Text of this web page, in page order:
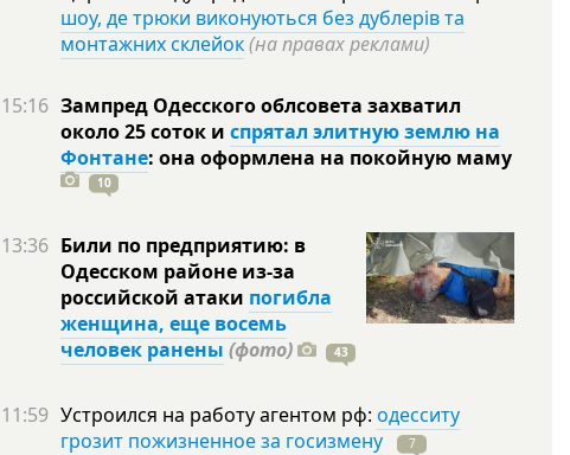
шоу, де трюки виконуються без дублерів та
монтажних склейок(на правах реклами)
15:16 Зампред Одесского облсовета захватил
около 25 соток и спрятал элитную землю на
Фонтане: она оформлена на покойную маму
10
13:36 Били по предприятию: в
Одесском районе из-за
российской атаки погибла
женщина, еще восемь
человек ранены (фото) 43
11:59 Устроился на работу агентом рф: одесситу
грозит пожизненное за госизмену
7